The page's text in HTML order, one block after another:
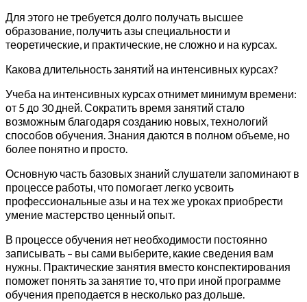
Для этого не требуется долго получать высшее
образование, получить азы специальности и
теоретические, и практические, не сложно и на курсах.
Какова длительность занятий на интенсивных курсах?
Учеба на интенсивных курсах отнимет минимум времени:
от 5 до 30 дней. Сократить время занятий стало
возможным благодаря созданию новых, технологий
способов обучения. Знания даются в полном объеме, но
более понятно и просто.
Основную часть базовых знаний слушатели запоминают в
процессе работы, что помогает легко усвоить
профессиональные азы и на тех же уроках приобрести
умение мастерство ценный опыт.
В процессе обучения нет необходимости постоянно
записывать – вы сами выберите, какие сведения вам
нужны. Практические занятия вместо конспектирования
поможет понять за занятие то, что при иной программе
обучения преподается в несколько раз дольше.